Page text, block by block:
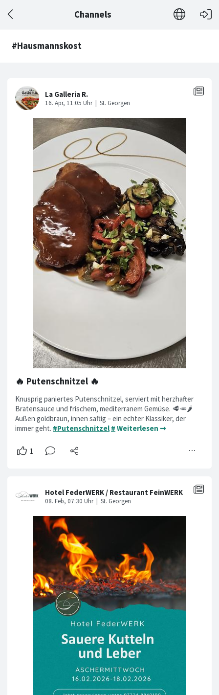
Channels
#Hausmannskost
🔥 Putenschnitzel 🔥
Knusprig paniertes Putenschnitzel, serviert mit herzhafter
Bratensauce und frischem, mediterranem Gemüse. 🥩🥕🌶️
Außen goldbraun, innen saftig – ein echter Klassiker, der
immer geht. #Putenschnitzel # Weiterlesen ➞